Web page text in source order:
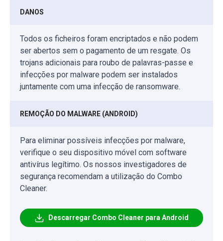
DANOS
Todos os ficheiros foram encriptados e não podem
ser abertos sem o pagamento de um resgate. Os
trojans adicionais para roubo de palavras-passe e
infecções por malware podem ser instalados
juntamente com uma infecção de ransomware.
REMOÇÃO DO MALWARE (ANDROID)
Para eliminar possíveis infecções por malware,
verifique o seu dispositivo móvel com software
antivírus legítimo. Os nossos investigadores de
segurança recomendam a utilização do Combo
Cleaner.
Descarregar Combo Cleaner para Android